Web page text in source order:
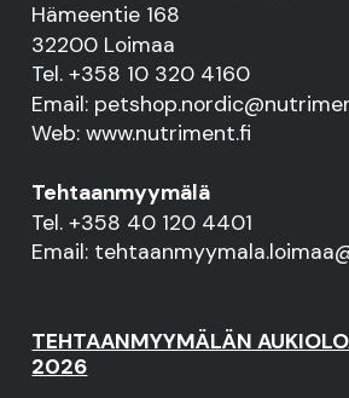
Hämeentie 168
32200 Loimaa
Tel. +358 10 320 4160
Email:
Web: www.nutriment.fi
Tehtaanmyymälä
Tel. +358 40 120 4401
Email:
TEHTAANMYYMÄLÄN
2026